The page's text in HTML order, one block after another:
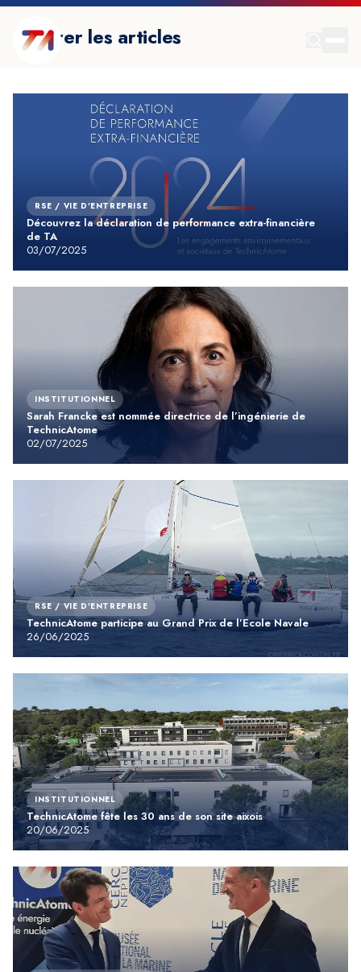
Filtrer les articles
RSE / VIE D'ENTREPRISE
Découvrez la déclaration de performance extra-financière
de TA
03/07/2025
INSTITUTIONNEL
Sarah Francke est nommée directrice de l’ingénierie de
TechnicAtome
02/07/2025
RSE / VIE D'ENTREPRISE
TechnicAtome participe au Grand Prix de l’Ecole Navale
26/06/2025
INSTITUTIONNEL
TechnicAtome fête les 30 ans de son site aixois
20/06/2025